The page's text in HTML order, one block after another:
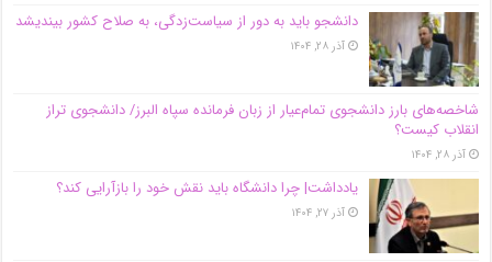
دانشجو باید به دور از سیاست‌زدگی، به صلاح کشور بیندیشد
آذر ۲۸, ۱۴۰۴
شاخصه‌های بارز دانشجوی تمام‌عیار از زبان فرمانده سپاه البرز/ دانشجوی تراز
انقلاب کیست؟
آذر ۲۸, ۱۴۰۴
یادداشت| چرا دانشگاه باید نقش خود را بازآرایی کند؟
آذر ۲۷, ۱۴۰۴